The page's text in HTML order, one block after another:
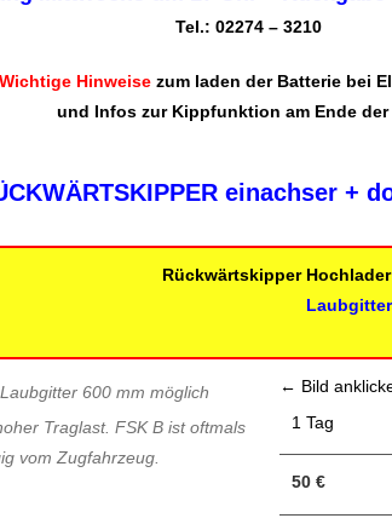
Tel.: 02274 – 3210
Wichtige Hinweise zum laden der Batterie bei
und Infos zur Kippfunktion am Ende der
einachser +
Rückwärtskipper
600 mm möglich
Traglast. FSK B ist oftmals
vom Zugfahrzeug.
← Bild
1 Tag
50 €